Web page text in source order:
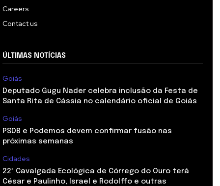
Careers
Contact us
ÚLTIMAS NOTÍCIAS
Goiás
Deputado Gugu Nader celebra inclusão da Festa de
Santa Rita de Cássia no calendário oficial de Goiás
Goiás
PSDB e Podemos devem confirmar fusão nas
próximas semanas
Cidades
22ª Cavalgada Ecológica de Córrego do Ouro terá
César e Paulinho, Israel e Rodolffo e outras